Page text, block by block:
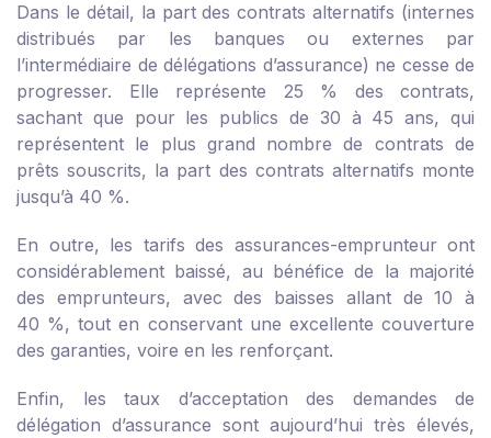
Dans le détail, la part des contrats alternatifs (internes
distribués par les banques ou externes par
l’intermédiaire de délégations d’assurance) ne cesse de
progresser. Elle représente 25 % des contrats,
sachant que pour les publics de 30 à 45 ans, qui
représentent le plus grand nombre de contrats de
prêts souscrits, la part des contrats alternatifs monte
jusqu’à 40 %.
En outre, les tarifs des assurances-emprunteur ont
considérablement baissé, au bénéfice de la majorité
des emprunteurs, avec des baisses allant de 10 à
40 %, tout en conservant une excellente couverture
des garanties, voire en les renforçant.
Enfin, les taux d’acceptation des demandes de
délégation d’assurance sont aujourd’hui très élevés,